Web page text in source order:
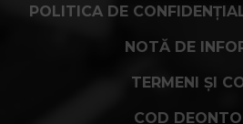
POLITICA DE
NOTĂ DE
TERMENI ȘI
COD